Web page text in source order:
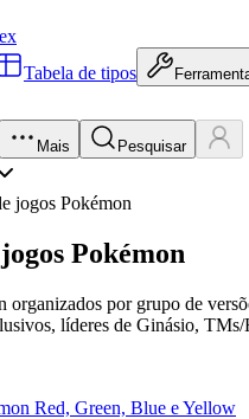
Tabela de tipos
Mais Pesquisar
jogos Pokémon
Pokémon
organizados por grupo de
líderes de Ginásio,
Red, Green, Blue e Yellow